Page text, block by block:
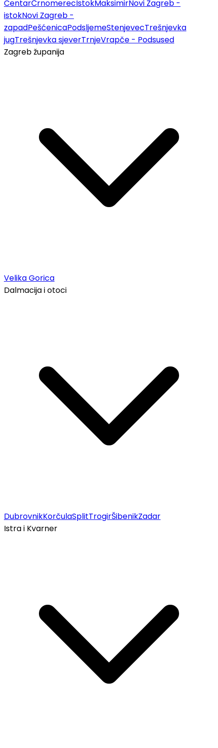
CentarČrnomerecIstokMaksimirNovi Zagreb -
istokNovi Zagreb -
zapadPešćenicaPodsljemeStenjevecTrešnjevka
jugTrešnjevka sjeverTrnjeVrapče - Podsused
Zagreb županija
Velika Gorica
Dalmacija i otoci
DubrovnikKorčulaSplitTrogirŠibenikZadar
Istra i Kvarner